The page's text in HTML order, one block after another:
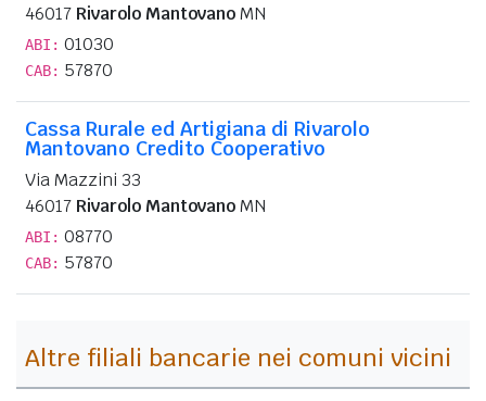
46017 Rivarolo MantovanoMN
ABI: 01030
CAB: 57870
Cassa Rurale ed Artigiana di Rivarolo
Mantovano Credito Cooperativo
Via Mazzini 33
46017 Rivarolo MantovanoMN
ABI: 08770
CAB: 57870
Altre filiali bancarie nei comuni vicini